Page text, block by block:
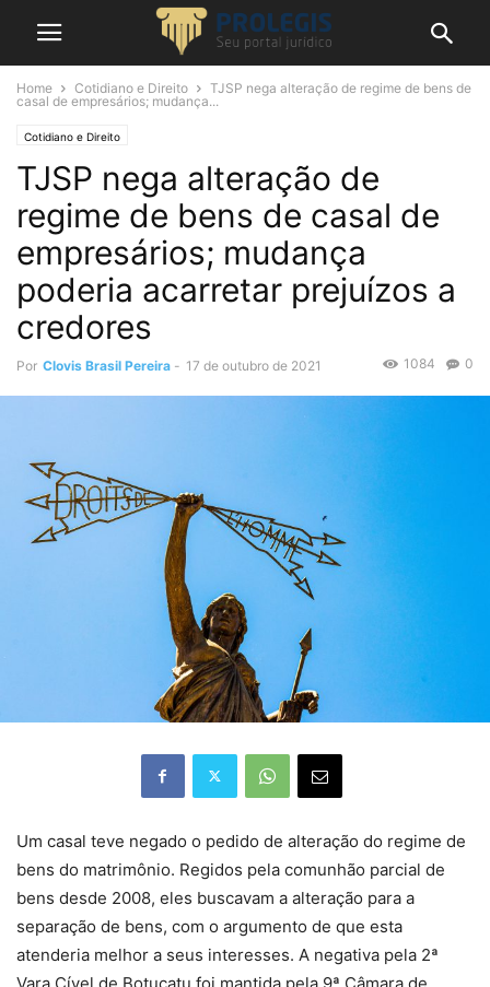
Home Cotidiano e Direito
TJSP nega alteração de regime de bens de
casal de empresários; mudança...
Cotidiano e Direito
TJSP nega alteração de
regime de bens de casal de
empresários; mudança
poderia acarretar prejuízos a
credores
Por Clovis Brasil Pereira - 17 de outubro de 2021 0
1084
Um casal teve negado o pedido de alteração do regime de
bens do matrimônio. Regidos pela comunhão parcial de
bens desde 2008, eles buscavam a alteração para a
separação de bens, com o argumento de que esta
atenderia melhor a seus interesses. A negativa pela 2ª